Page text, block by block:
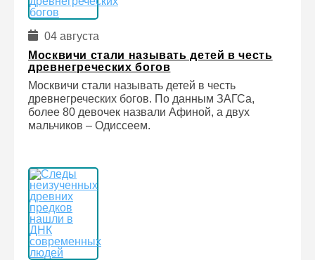
04 августа
Москвичи стали называть детей в честь
древнегреческих богов
Москвичи стали называть детей в честь
древнегреческих богов. По данным ЗАГСа,
более 80 девочек назвали Афиной, а двух
мальчиков – Одиссеем.